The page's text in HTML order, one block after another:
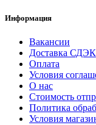
Информация
Вакансии
Доставка СДЭК
Оплата
Условия
О нас
Стоимость
Политика
Условия